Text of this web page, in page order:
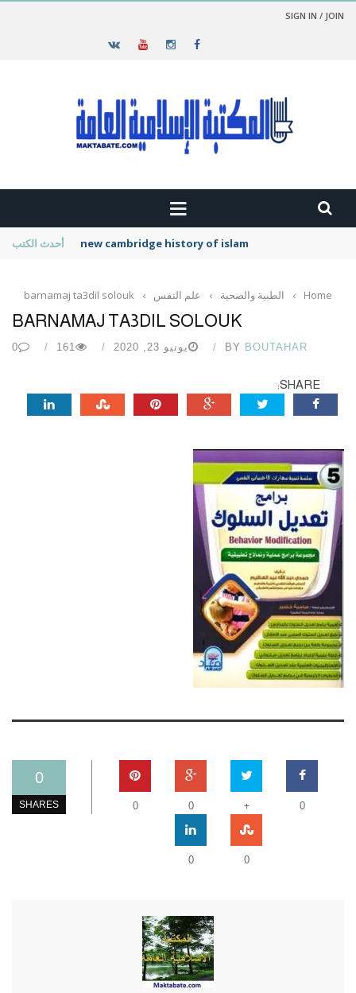
SIGN IN / JOIN
أحدث الكتب new cambridge history of islam
Home
› الطبية والصحية › علم النفس ›
barnamaj ta3dil solouk
BARNAMAJ TA3DIL SOLOUK
BY BOUTAHAR يونيو 23, 2020 161
0
SHARE:
0
SHARES 0
+
0
0
0
0